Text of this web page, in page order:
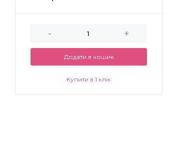
- +
Додати в кошик
Купити в 1 клік